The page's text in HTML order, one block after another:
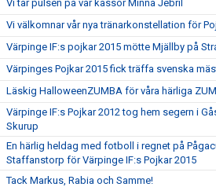
Vi tar pulsen på vår kassör Minna Jebril
Vi välkomnar vår nya tränarkonstellation för
Värpinge IF:s pojkar 2015 mötte Mjällby på
Värpinges Pojkar 2015 fick träffa svenska
Läskig HalloweenZUMBA för våra härliga
Värpinge IF:s Pojkar 2012 tog hem segern i
Skurup
En härlig heldag med fotboll i regnet på
Staffanstorp för Värpinge IF:s Pojkar 2015
Tack Markus, Rabia och Samme!